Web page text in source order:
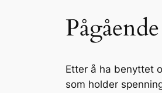
Etter å ha benyttet
som holder